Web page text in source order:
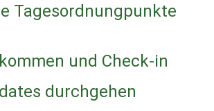
Tagesordnungpunkte
und Check-in
durchgehen